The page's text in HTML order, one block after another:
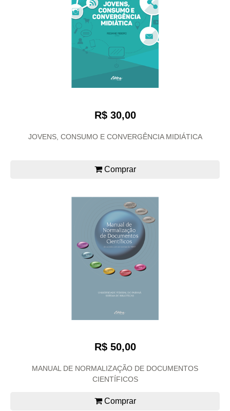
R$ 30,00
JOVENS, CONSUMO E CONVERGÊNCIA MIDIÁTICA
Comprar
R$ 50,00
MANUAL DE NORMALIZAÇÃO DE DOCUMENTOS
CIENTÍFICOS
Comprar